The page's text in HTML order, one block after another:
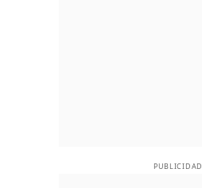
PUBLICIDAD